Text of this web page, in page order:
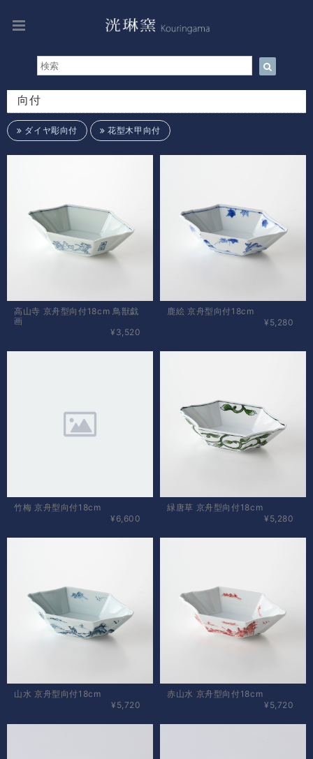
向付
ダイヤ彫向付 花型木甲向付
高山寺 京舟型向付18cm 鳥獣戯
画
¥3,520
鹿絵 京舟型向付18cm
¥5,280
竹梅 京舟型向付18cm
¥6,600
緑唐草 京舟型向付18cm
¥5,280
山水 京舟型向付18cm
¥5,720
赤山水 京舟型向付18cm
¥5,720